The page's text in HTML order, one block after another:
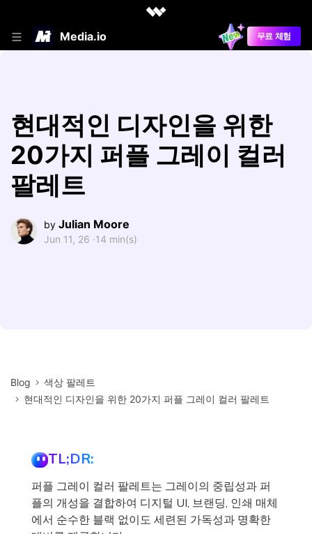
Media.io 무료 체험
현대적인 디자인을 위한
20가지 퍼플 그레이 컬러
팔레트
by Julian Moore
Jun 11, 26 ·14 min(s)
Blog
색상 팔레트
현대적인 디자인을 위한 20가지 퍼플 그레이 컬러 팔레트
TL;DR:
퍼플 그레이 컬러 팔레트는 그레이의 중립성과 퍼
플의 개성을 결합하여 디지털 UI, 브랜딩, 인쇄 매체
에서 순수한 블랙 없이도 세련된 가독성과 명확한